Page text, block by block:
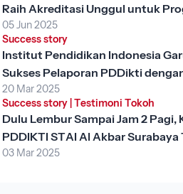
Raih Akreditasi Unggul untuk
Keperawatan dengan SEVIMA
05 Jun 2025
Success story
Institut Pendidikan Indonesia
Sukses Pelaporan PDDikti
Platform
20 Mar 2025
Success story| Testimoni Tokoh
Dulu Lembur Sampai Jam 2 Pagi,
PDDIKTI STAI Al Akbar
03 Mar 2025